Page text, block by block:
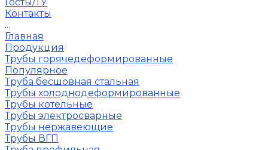
Контакты
...
Главная
Продукция
Трубы горячедеформированные
Популярное
Труба бесшовная стальная
Трубы холоднодеформированные
Трубы котельные
Трубы электросварные
Трубы нержавеющие
Трубы ВГП